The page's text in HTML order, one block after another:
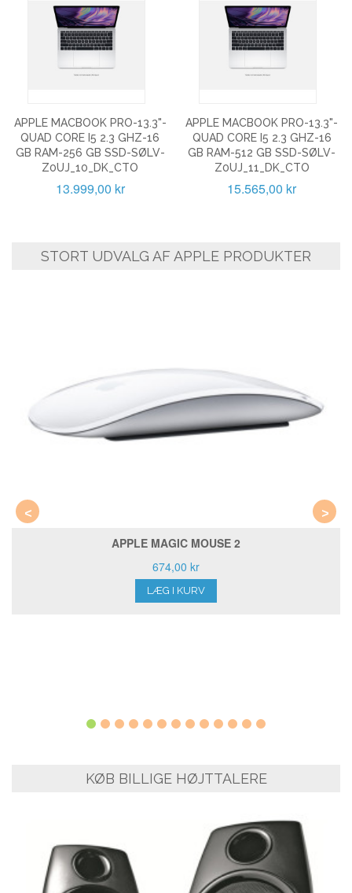
APPLE MACBOOK PRO-13.3"-
QUAD CORE I5 2.3 GHZ-16
GB RAM-256 GB SSD-SØLV-
Z0UJ_10_DK_CTO
13.999,00 kr
APPLE MACBOOK PRO-13.3"-
QUAD CORE I5 2.3 GHZ-16
GB RAM-512 GB SSD-SØLV-
Z0UJ_11_DK_CTO
15.565,00 kr
STORT UDVALG AF APPLE PRODUKTER
APPLE MAGIC MOUSE 2
674,00 kr
LÆG I KURV
< >
KØB BILLIGE HØJTTALERE